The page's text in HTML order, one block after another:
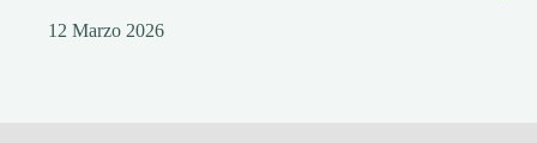
12 Marzo 2026